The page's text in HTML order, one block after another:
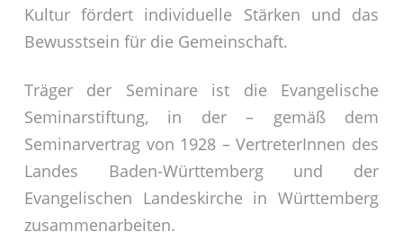
Kultur fördert individuelle Stärken und das
Bewusstsein für die Gemeinschaft.
Träger der Seminare ist die Evangelische
Seminarstiftung, in der – gemäß dem
Seminarvertrag von 1928 – VertreterInnen des
Landes Baden-Württemberg und der
Evangelischen Landeskirche in Württemberg
zusammenarbeiten.